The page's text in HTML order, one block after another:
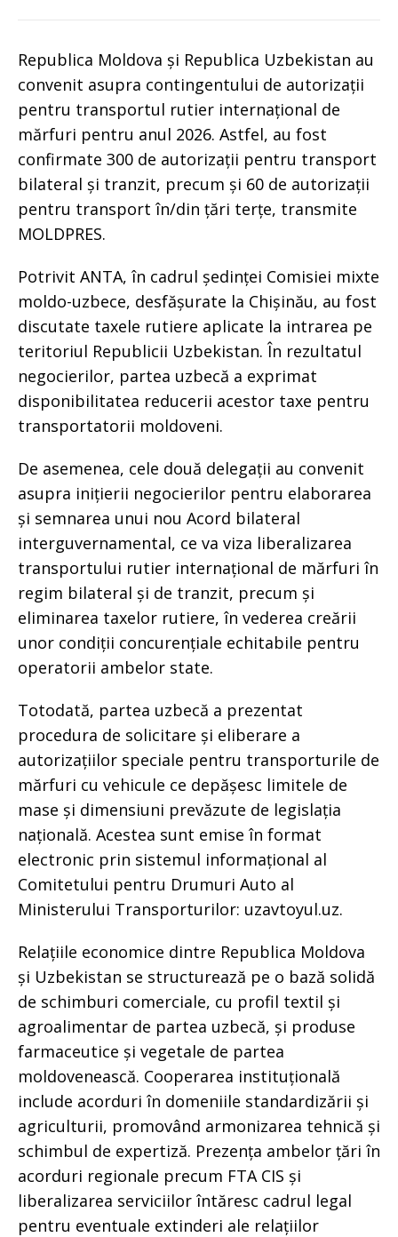
Republica Moldova și Republica Uzbekistan au
convenit asupra contingentului de autorizații
pentru transportul rutier internațional de
mărfuri pentru anul 2026. Astfel, au fost
confirmate 300 de autorizații pentru transport
bilateral și tranzit, precum și 60 de autorizații
pentru transport în/din țări terțe, transmite
MOLDPRES.
Potrivit ANTA, în cadrul ședinței Comisiei mixte
moldo-uzbece, desfășurate la Chișinău, au fost
discutate taxele rutiere aplicate la intrarea pe
teritoriul Republicii Uzbekistan. În rezultatul
negocierilor, partea uzbecă a exprimat
disponibilitatea reducerii acestor taxe pentru
transportatorii moldoveni.
De asemenea, cele două delegații au convenit
asupra inițierii negocierilor pentru elaborarea
și semnarea unui nou Acord bilateral
interguvernamental, ce va viza liberalizarea
transportului rutier internațional de mărfuri în
regim bilateral și de tranzit, precum și
eliminarea taxelor rutiere, în vederea creării
unor condiții concurențiale echitabile pentru
operatorii ambelor state.
Totodată, partea uzbecă a prezentat
procedura de solicitare și eliberare a
autorizațiilor speciale pentru transporturile de
mărfuri cu vehicule ce depășesc limitele de
mase și dimensiuni prevăzute de legislația
națională. Acestea sunt emise în format
electronic prin sistemul informațional al
Comitetului pentru Drumuri Auto al
Ministerului Transporturilor: uzavtoyul.uz.
Relațiile economice dintre Republica Moldova
și Uzbekistan se structurează pe o bază solidă
de schimburi comerciale, cu profil textil și
agroalimentar de partea uzbecă, și produse
farmaceutice și vegetale de partea
moldovenească. Cooperarea instituțională
include acorduri în domeniile standardizării și
agriculturii, promovând armonizarea tehnică și
schimbul de expertiză. Prezența ambelor țări în
acorduri regionale precum FTA CIS și
liberalizarea serviciilor întăresc cadrul legal
pentru eventuale extinderi ale relațiilor